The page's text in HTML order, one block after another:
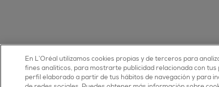
En L’Oréal utilizamos cookies propias y de terceros para
fines analíticos, para mostrarte publicidad relacionada con
perfil elaborado a partir de tus hábitos de navegación y para